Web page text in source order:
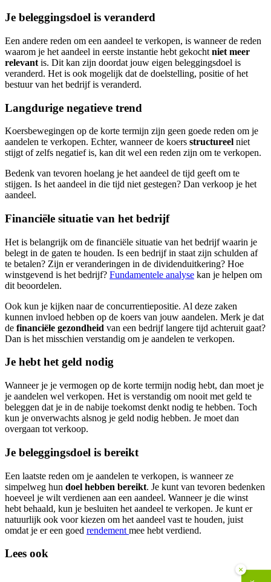
Je beleggingsdoel is veranderd
Een andere reden om een aandeel te verkopen, is wanneer de reden
waarom je het aandeel in eerste instantie hebt gekocht niet meer
relevant is. Dit kan zijn doordat jouw eigen beleggingsdoel is
veranderd. Het is ook mogelijk dat de doelstelling, positie of het
bestuur van het bedrijf is veranderd.
Langdurige negatieve trend
Koersbewegingen op de korte termijn zijn geen goede reden om je
aandelen te verkopen. Echter, wanneer de koers structureel niet
stijgt of zelfs negatief is, kan dit wel een reden zijn om te verkopen.
Bedenk van tevoren hoelang je het aandeel de tijd geeft om te
stijgen. Is het aandeel in die tijd niet gestegen? Dan verkoop je het
aandeel.
Financiële situatie van het bedrijf
Het is belangrijk om de financiële situatie van het bedrijf waarin je
belegt in de gaten te houden. Is een bedrijf in staat zijn schulden af
te betalen? Zijn er veranderingen in de dividenduitkering? Hoe
winstgevend is het bedrijf? Fundamentele analyse kan je helpen om
dit beoordelen.
Ook kun je kijken naar de concurrentiepositie. Al deze zaken
kunnen invloed hebben op de koers van jouw aandelen. Merk je dat
de financiële gezondheid van een bedrijf langere tijd achteruit gaat?
Dan is het misschien verstandig om je aandelen te verkopen.
Je hebt het geld nodig
Wanneer je je vermogen op de korte termijn nodig hebt, dan moet je
je aandelen wel verkopen. Het is verstandig om nooit met geld te
beleggen dat je in de nabije toekomst denkt nodig te hebben. Toch
kun je onverwachts alsnog je geld nodig hebben. Je moet dan
overgaan tot verkoop.
Je beleggingsdoel is bereikt
Een laatste reden om je aandelen te verkopen, is wanneer ze
simpelweg hun doel hebben bereikt. Je kunt van tevoren bedenken
hoeveel je wilt verdienen aan een aandeel. Wanneer je die winst
hebt behaald, kun je besluiten het aandeel te verkopen. Je kunt er
natuurlijk ook voor kiezen om het aandeel vast te houden, juist
omdat je er een goed rendement mee hebt verdiend.
Lees ook
×